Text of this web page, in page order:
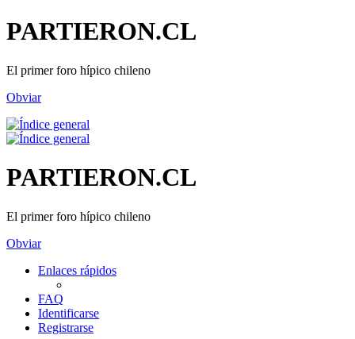
PARTIERON.CL
El primer foro hípico chileno
Obviar
PARTIERON.CL
El primer foro hípico chileno
Obviar
Enlaces rápidos
FAQ
Identificarse
Registrarse